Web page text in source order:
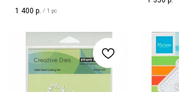
1 400 р. / 1 pc